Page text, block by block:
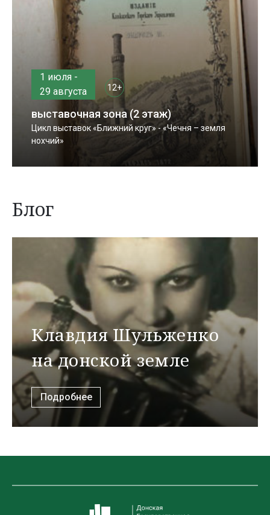
1 июля -
29 августа
12+
выставочная зона (2 этаж)
Цикл выставок «Ближний круг» - «Чечня – земля
нохчий»
Блог
Клавдия Шульженко
на донской земле
Подробнее